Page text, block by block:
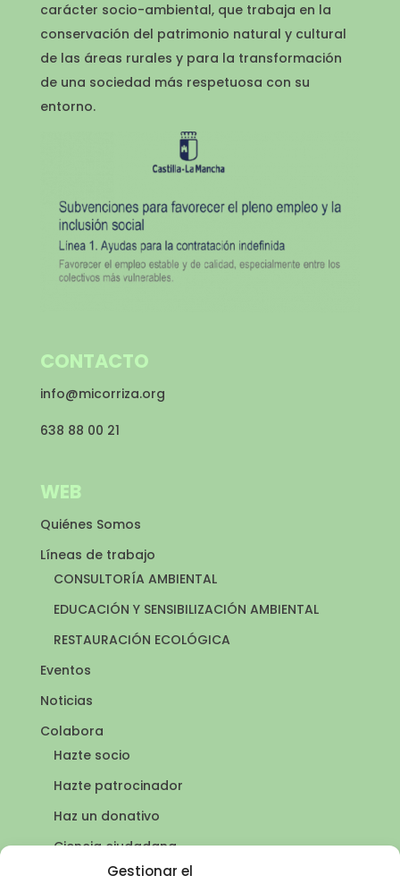
Gestionar el
carácter socio-ambiental, que trabaja en la
conservación del patrimonio natural y cultural
de las áreas rurales y para la transformación
de una sociedad más respetuosa con su
entorno.
CONTACTO
info@micorriza.org
638 88 00 21
WEB
Quiénes Somos
Líneas de trabajo
CONSULTORÍA AMBIENTAL
EDUCACIÓN Y SENSIBILIZACIÓN AMBIENTAL
RESTAURACIÓN ECOLÓGICA
Eventos
Noticias
Colabora
Hazte socio
Hazte patrocinador
Haz un donativo
Ciencia ciudadana
Puntos de agua